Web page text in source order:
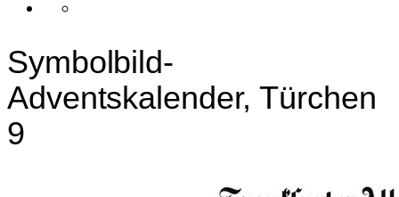
Symbolbild-
Adventskalender, Türchen
9